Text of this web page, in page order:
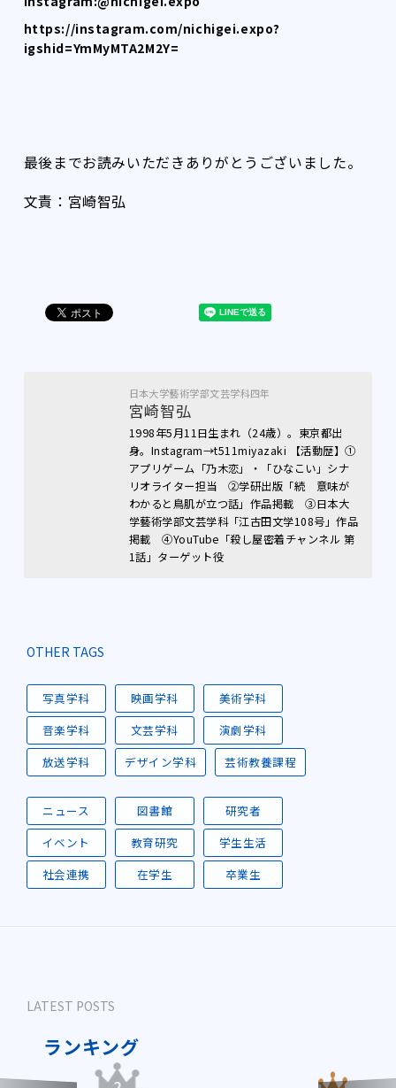
https://instagram.com/nichigei.expo?
igshid=YmMyMTA2M2Y=
最後までお読みいただきありがとうございました。
文責：宮崎智弘
日本大学藝術学部文芸学科四年
宮崎智弘
1998年5月11日生まれ（24歳）。東京都出
身。Instagram→t511miyazaki 【活動歴】①
アプリゲーム「乃木恋」・「ひなこい」シナ
リオライター担当 ②学研出版「続 意味が
わかると鳥肌が立つ話」作品掲載 ③日本大
学藝術学部文芸学科「江古田文学108号」作品
掲載 ④YouTube「殺し屋密着チャンネル 第
1話」ターゲット役
OTHER TAGS
写真学科 映画学科
美術学科
音楽学科
文芸学科
演劇学科
放送学科
デザイン学科 芸術教養課程
ニュース 図書館
研究者
イベント
教育研究
学生生活
社会連携
在学生 卒業生
LATEST POSTS
ランキング